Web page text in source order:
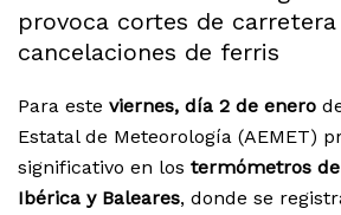
provoca cortes de
cancelaciones de ferris
Para este viernes, día 2 de enero
Estatal de Meteorología (AEMET)
significativo en los termómetros
Ibérica y Baleares, donde se